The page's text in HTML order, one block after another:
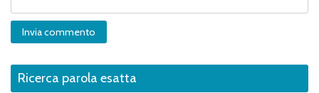
Ricerca parola esatta